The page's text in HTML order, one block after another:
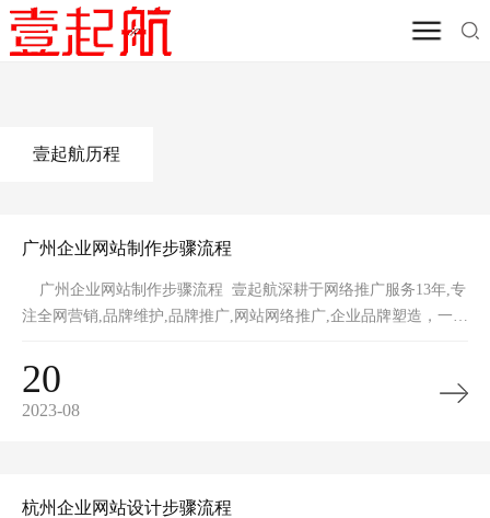
营销学院
壹起航历程
广州企业网站制作步骤流程
广州企业网站制作步骤流程 壹起航深耕于网络推广服务13年,专
注全网营销,品牌维护,品牌推广,网站网络推广,企业品牌塑造，一手
20
2023-08
杭州企业网站设计步骤流程